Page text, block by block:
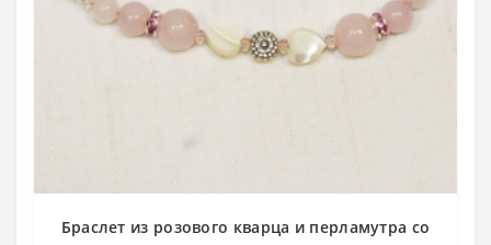
Браслет из розового кварца и перламутра со